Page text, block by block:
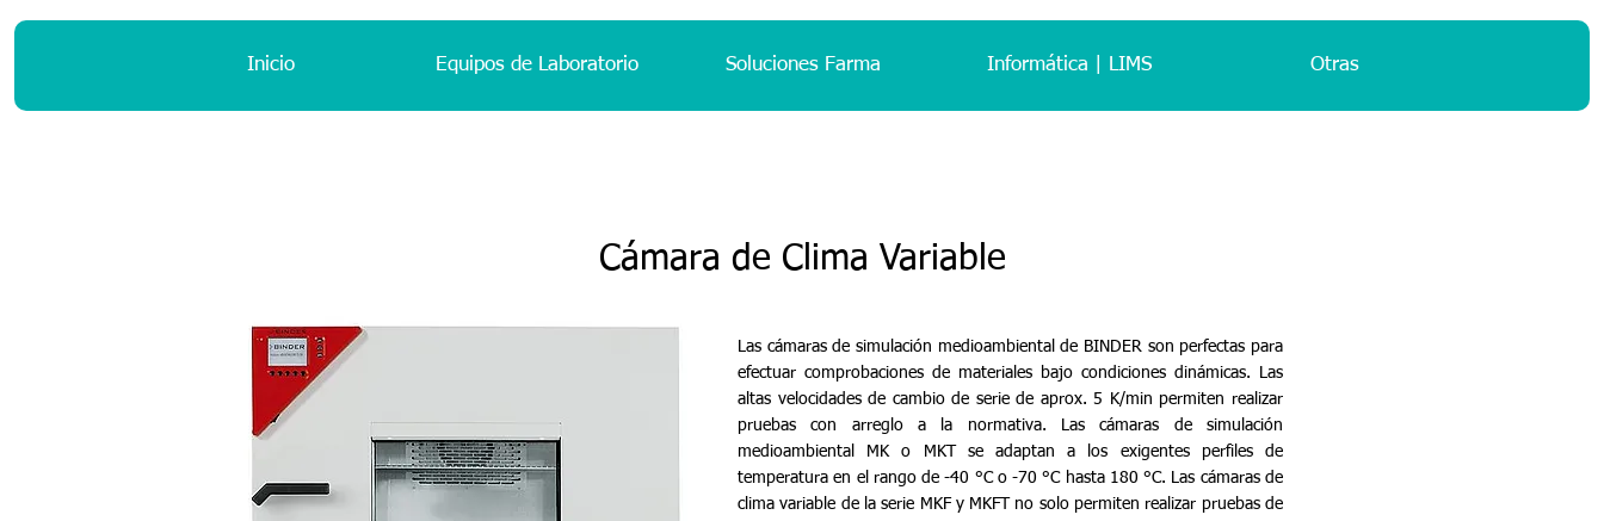
Inicio Equipos de Laboratorio Soluciones Farma Informática | LIMS Otras
Cámara de Clima Variable
Las cámaras de simulación medioambiental de BINDER son perfectas para
efectuar comprobaciones de materiales bajo condiciones dinámicas. Las
altas velocidades de cambio de serie de aprox. 5 K/min permiten realizar
pruebas con arreglo a la normativa. Las cámaras de simulación
medioambiental MK o MKT se adaptan a los exigentes perfiles de
temperatura en el rango de -40 °C o -70 °C hasta 180 °C. Las cámaras de
clima variable de la serie MKF y MKFT no solo permiten realizar pruebas de